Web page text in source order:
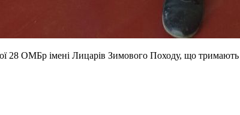
28 ОМБр імені Лицарів Зимового Походу, що